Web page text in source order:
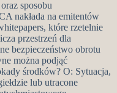
sposobu
nakłada na emitentów
które rzetelnie
przestrzeń dla
bezpieczeństwo obrotu
można podjąć
środków? O: Sytuacja,
lub utracone